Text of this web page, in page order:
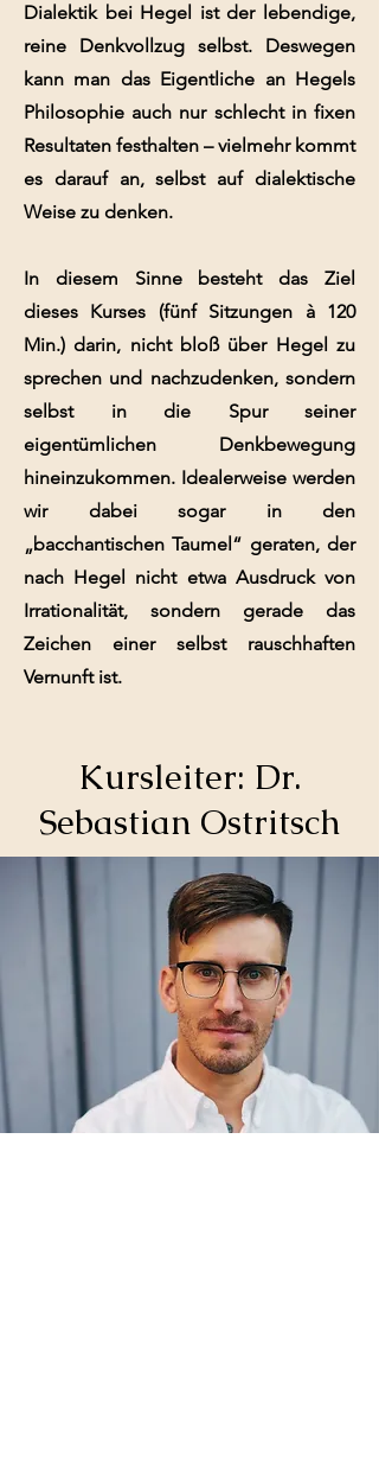
Dialektik bei Hegel ist der lebendige,
reine Denkvollzug selbst. Deswegen
kann man das Eigentliche an Hegels
Philosophie auch nur schlecht in fixen
Resultaten festhalten – vielmehr kommt
es darauf an, selbst auf dialektische
Weise zu denken.
In diesem Sinne besteht das Ziel
dieses Kurses (fünf Sitzungen à 120
Min.) darin, nicht bloß über Hegel zu
sprechen und nachzudenken, sondern
selbst in die Spur seiner
eigentümlichen Denkbewegung
hineinzukommen. Idealerweise werden
wir dabei sogar in den
„bacchantischen Taumel“ geraten, der
nach Hegel nicht etwa Ausdruck von
Irrationalität, sondern gerade das
Zeichen einer selbst rauschhaften
Vernunft ist.
Kursleiter: Dr.
Sebastian Ostritsch